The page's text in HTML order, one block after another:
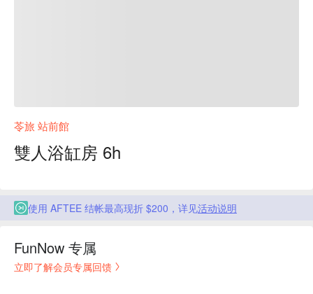
苓旅 站前館
雙人浴缸房 6h
使用 AFTEE 结帐最高现折 $200，详见活动说明
FunNow 专属
立即了解会员专属回馈